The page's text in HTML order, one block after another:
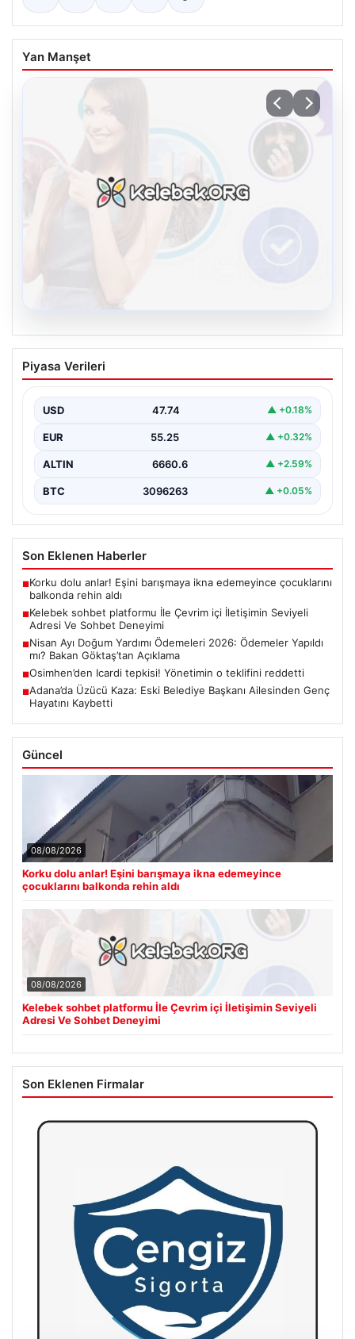
Yan Manşet
Kelebek sohbet platformu İle Çevrim içi
İletişimin Seviyeli Adresi Ve Sohbet
Sanal ortamında insanların seviyeli bir biçimde bağlantı
Halen…
Piyasa Verileri
USD 47.74 ▲ +0.18%
EUR 55.25 ▲ +0.32%
ALTIN 6660.6 ▲ +2.59%
BTC 3096263 ▲ +0.05%
Son Eklenen Haberler
■Korku dolu anlar! Eşini barışmaya ikna edemeyince çocuklarını
balkonda rehin aldı
■Kelebek sohbet platformu İle Çevrim içi İletişimin Seviyeli
Adresi Ve Sohbet Deneyimi
■Nisan Ayı Doğum Yardımı Ödemeleri 2026: Ödemeler Yapıldı
mı? Bakan Göktaş’tan Açıklama
■Osimhen’den Icardi tepkisi! Yönetimin o teklifini reddetti
■Adana’da Üzücü Kaza: Eski Belediye Başkanı Ailesinden Genç
Hayatını Kaybetti
Güncel
08/08/2026
Korku dolu anlar! Eşini barışmaya ikna edemeyince
çocuklarını balkonda rehin aldı
08/08/2026
Kelebek sohbet platformu İle Çevrim içi İletişimin Seviyeli
Adresi Ve Sohbet Deneyimi
Son Eklenen Firmalar